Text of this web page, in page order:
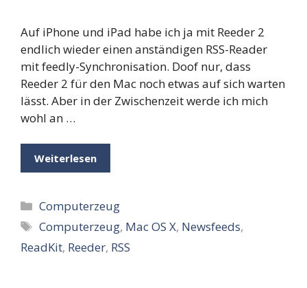
Auf iPhone und iPad habe ich ja mit Reeder 2
endlich wieder einen anständigen RSS-Reader
mit feedly-Synchronisation. Doof nur, dass
Reeder 2 für den Mac noch etwas auf sich warten
lässt. Aber in der Zwischenzeit werde ich mich
wohl an …
Weiterlesen
Kategorien
Computerzeug
Schlagwörter
Computerzeug, Mac OS X, Newsfeeds,
ReadKit, Reeder, RSS